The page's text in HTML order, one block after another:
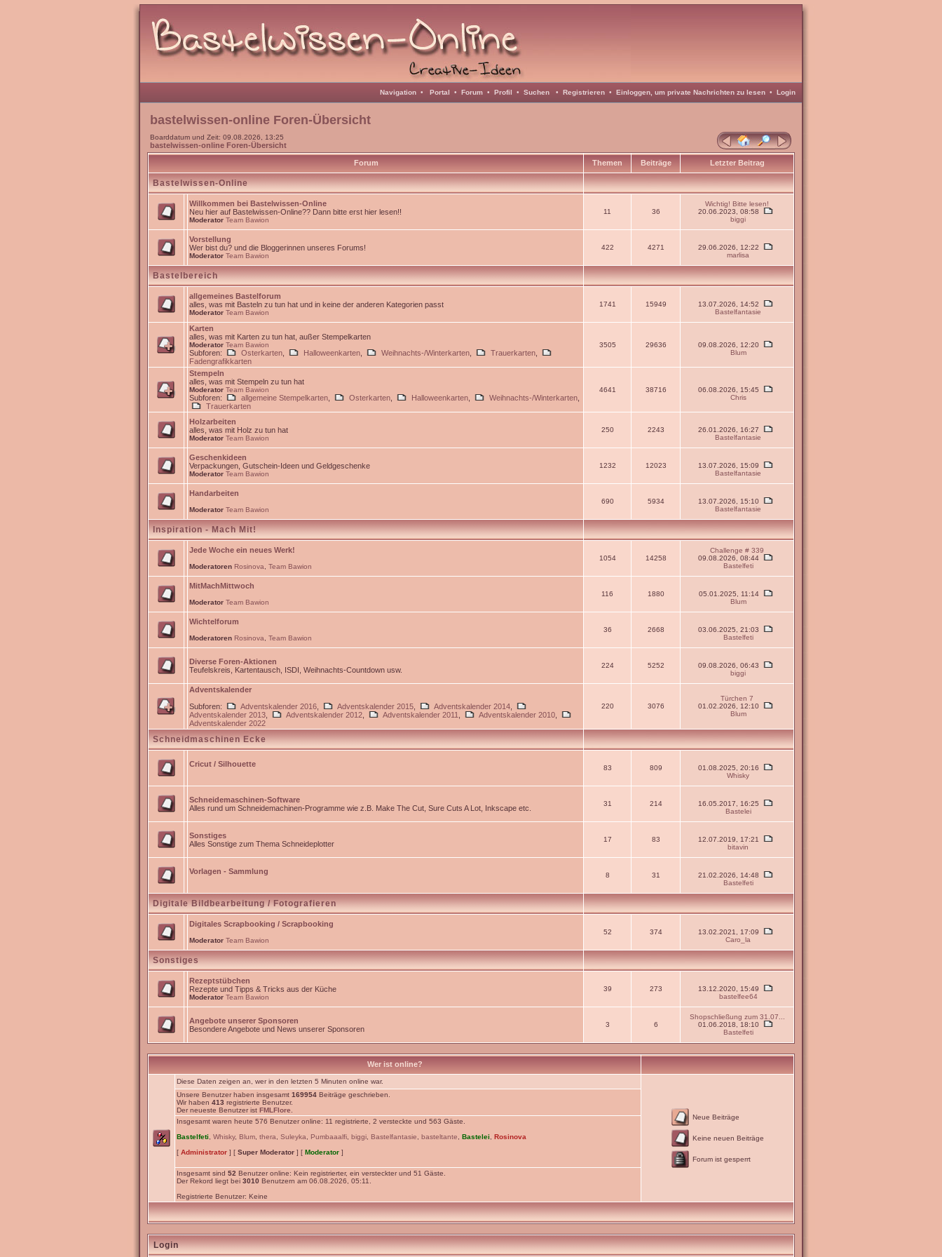
Navigation • Portal • Forum • Profil • Suchen • Registrieren • Einloggen, um private Nachrichten zu lesen • Login
bastelwissen-online Foren-Übersicht
Boarddatum und Zeit: 09.08.2026, 13:25
bastelwissen-online Foren-Übersicht
Forum Themen Beiträge Letzter Beitrag
Bastelwissen-Online
Willkommen bei Bastelwissen-Online
Neu hier auf Bastelwissen-Online?? Dann bitte erst hier lesen!!
Moderator Team Bawion
11 36
Wichtig! Bitte lesen!
20.06.2023, 08:58
biggi
Vorstellung
Wer bist du? und die Bloggerinnen unseres Forums!
Moderator Team Bawion
422 4271
29.06.2026, 12:22
marlisa
Bastelbereich
allgemeines Bastelforum
alles, was mit Basteln zu tun hat und in keine der anderen Kategorien passt
Moderator Team Bawion
1741 15949
13.07.2026, 14:52
Bastelfantasie
Karten
alles, was mit Karten zu tun hat, außer Stempelkarten
Moderator Team Bawion
Subforen: Osterkarten Halloweenkarten Weihnachts-/Winterkarten Trauerkarten
Fadengrafikkarten
3505 29636
09.08.2026, 12:20
Blum
Stempeln
alles, was mit Stempeln zu tun hat
Moderator Team Bawion
Subforen: allgemeine Stempelkarten Osterkarten Halloweenkarten Weihnachts-/Winterkarten
Trauerkarten
4641 38716
06.08.2026, 15:45
Chris
Holzarbeiten
alles, was mit Holz zu tun hat
Moderator Team Bawion
250 2243
26.01.2026, 16:27
Bastelfantasie
Geschenkideen
Verpackungen, Gutschein-Ideen und Geldgeschenke
Moderator Team Bawion
1232 12023
13.07.2026, 15:09
Bastelfantasie
Handarbeiten
Moderator Team Bawion
690 5934
13.07.2026, 15:10
Bastelfantasie
Inspiration - Mach Mit!
Jede Woche ein neues Werk!
Moderatoren Rosinova Team Bawion
1054 14258
Challenge # 339
09.08.2026, 08:44
Bastelfeti
MitMachMittwoch
Moderator Team Bawion
116 1880
05.01.2025, 11:14
Blum
Wichtelforum
Moderatoren Rosinova Team Bawion
36 2668
03.06.2025, 21:03
Bastelfeti
Diverse Foren-Aktionen
Teufelskreis, Kartentausch, ISDI, Weihnachts-Countdown usw.
224 5252
09.08.2026, 06:43
biggi
Adventskalender
Subforen:
Adventskalender 2016 Adventskalender 2015 Adventskalender 2014
Adventskalender 2013
Adventskalender 2012 Adventskalender 2011 Adventskalender 2010
Adventskalender 2022
220 3076
Türchen 7
01.02.2026, 12:10
Blum
Schneidmaschinen Ecke
Cricut / Silhouette 83 809
01.08.2025, 20:16
Whisky
Schneidemaschinen-Software
Alles rund um Schneidemachinen-Programme wie z.B. Make The Cut, Sure Cuts A Lot, Inkscape etc.
31 214
16.05.2017, 16:25
Bastelei
Sonstiges
Alles Sonstige zum Thema Schneideplotter
17 83
12.07.2019, 17:21
bitavin
Vorlagen - Sammlung 8 31
21.02.2026, 14:48
Bastelfeti
Digitale Bildbearbeitung / Fotografieren
Digitales Scrapbooking / Scrapbooking
Moderator Team Bawion
52 374
13.02.2021, 17:09
Caro_la
Sonstiges
Rezeptstübchen
Rezepte und Tipps & Tricks aus der Küche
Moderator Team Bawion
39 273
13.12.2020, 15:49
bastelfee64
Angebote unserer Sponsoren
Besondere Angebote und News unserer Sponsoren
3 6
Shopschließung zum 31.07...
01.06.2018, 18:10
Bastelfeti
Wer ist online?
Diese Daten zeigen an, wer in den letzten 5 Minuten online war.
Neue Beiträge
Keine neuen Beiträge
Forum ist gesperrt
Unsere Benutzer haben insgesamt 169954 Beiträge geschrieben.
Wir haben 413 registrierte Benutzer.
Der neueste Benutzer ist FMLFlore
Insgesamt waren heute 576 Benutzer online: 11 registrierte, 2 versteckte und 563 Gäste.
Bastelfeti
Whisky, Blum thera Suleyka Pumbaaalfi biggi Bastelfantasie basteltante Bastelei
Rosinova
[ Administrator ] [ Super Moderator ] [ Moderator ]
Insgesamt sind 52 Benutzer online: Kein registrierter, ein versteckter und 51 Gäste.
Der Rekord liegt bei 3010 Benutzern am 06.08.2026, 05:11.
Registrierte Benutzer: Keine
Login